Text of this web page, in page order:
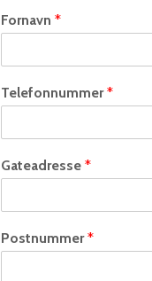
Fornavn *
Telefonnummer*
Gateadresse *
Postnummer*